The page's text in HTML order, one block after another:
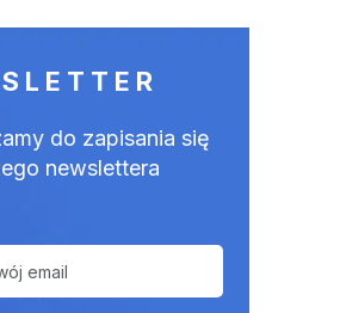
do zapisania się
newslettera